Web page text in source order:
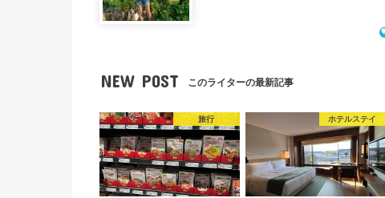
NEW POST このライターの最新記事
旅行 ホテルステイ